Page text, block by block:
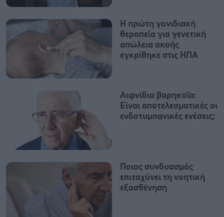
Η πρώτη γονιδιακή
θεραπεία για γενετική
απώλεια ακοής
εγκρίθηκε στις ΗΠΑ
Αιφνίδια βαρηκοΐα:
Είναι αποτελεσματικές οι
ενδοτυμπανικές ενέσεις;
Ποιος συνδυασμός
επιταχύνει τη νοητική
εξασθένηση